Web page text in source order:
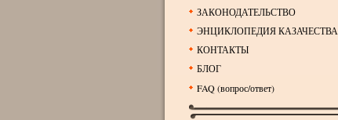
ЗАКОНОДАТЕЛЬСТВО
ЭНЦИКЛОПЕДИЯ КАЗАЧЕСТВА
КОНТАКТЫ
БЛОГ
FAQ (вопрос/ответ)